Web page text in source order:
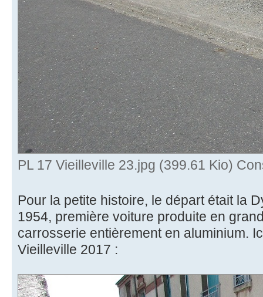
PL 17 Vieilleville 23.jpg (399.61 Kio)
Pour la petite histoire, le départ était la
1954, première voiture produite en
carrosserie entièrement en aluminium.
Vieilleville 2017 :